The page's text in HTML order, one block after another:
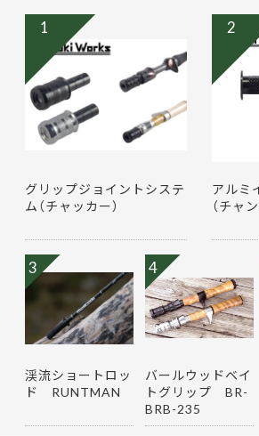
グリップジョイントシステ
ム（チャッカー）
1
アルミ
（チャ
2
渓流ショートロッ
ド RUNTMAN
3
バールウッドベイ
トグリップ BR-
BRB-235
4